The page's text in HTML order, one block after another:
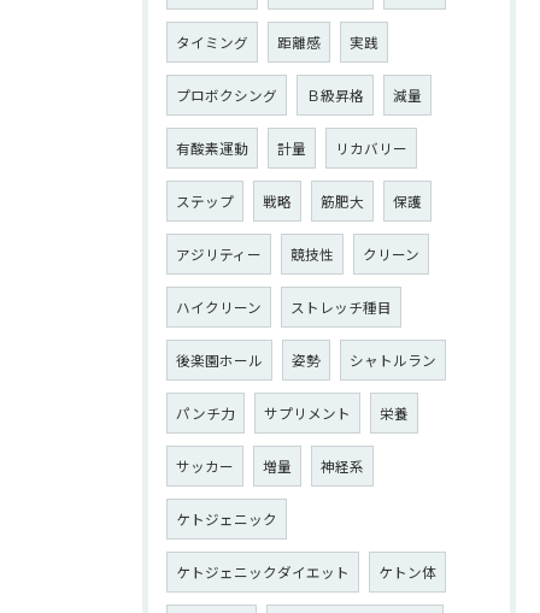
タイミング 距離感 実践
プロボクシング Ｂ級昇格 減量
有酸素運動 計量 リカバリー
ステップ 戦略 筋肥大 保護
アジリティー 競技性 クリーン
ハイクリーン ストレッチ種目
後楽園ホール 姿勢 シャトルラン
パンチ力 サプリメント 栄養
サッカー 増量 神経系
ケトジェニック
ケトジェニックダイエット ケトン体